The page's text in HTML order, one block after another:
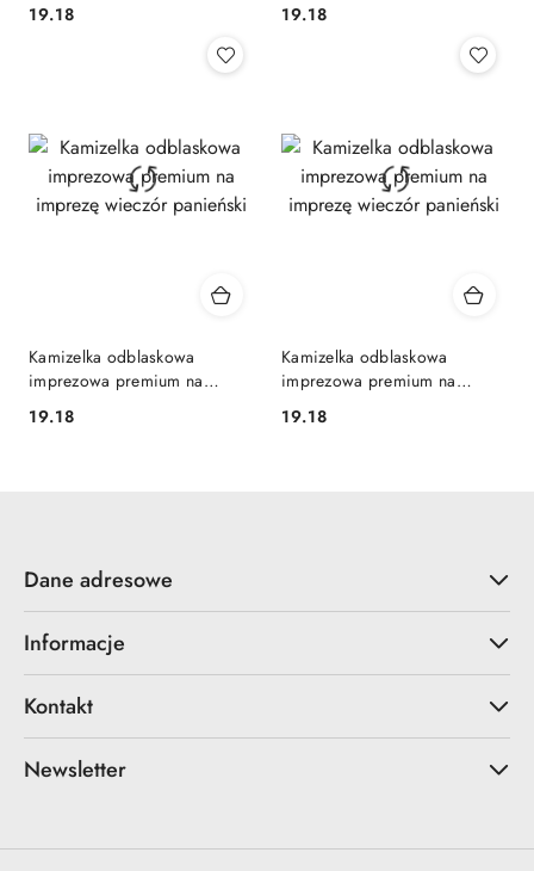
Cena:
19.18 Cena:
19.18
Kamizelka odblaskowa
imprezowa premium na
Cena:
19.18
Kamizelka odblaskowa
imprezowa premium na
Cena:
19.18
Dane adresowe
Informacje
Kontakt
Newsletter